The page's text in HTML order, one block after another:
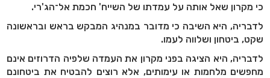
כי מקרון שאל אותה על עמדתו של השייח' חכמת אל־הג'רי.
לדבריה, היא השיבה כי מדובר במנהיג המבקש בראש ובראשונה
שקט, ביטחון ושלווה לעמו.
לדבריה, היא הציגה בפני מקרון את העמדה שלפיה הדרוזים אינם
מחפשים מלחמות או עימותים, אלא רוצים להבטיח את ביטחונם